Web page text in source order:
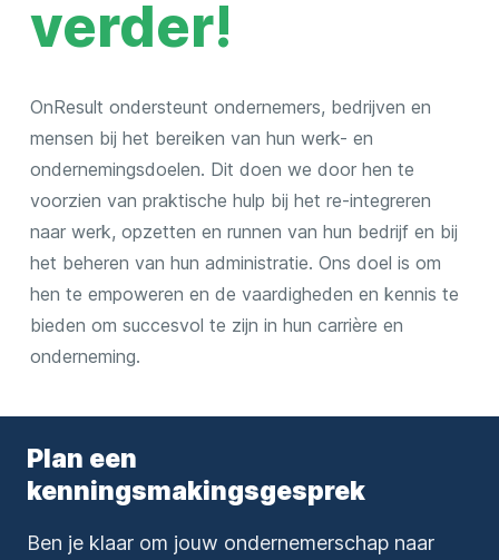
kverder!
OnResult ondersteunt ondernemers, bedrijven en
mensen bij het bereiken van hun werk- en
ondernemingsdoelen. Dit doen we door hen te
voorzien van praktische hulp bij het re-integreren
naar werk, opzetten en runnen van hun bedrijf en bij
het beheren van hun administratie. Ons doel is om
hen te empoweren en de vaardigheden en kennis te
bieden om succesvol te zijn in hun carrière en
onderneming.
Plan een
kenningsmakingsgesprek
Ben je klaar om jouw ondernemerschap naar